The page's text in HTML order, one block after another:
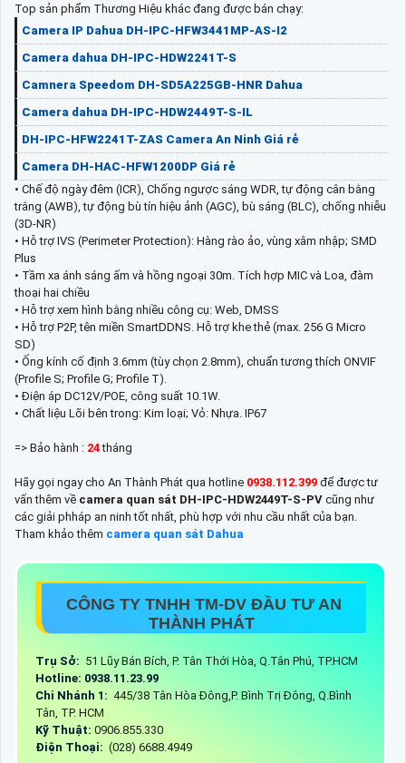
Top sản phẩm Thương Hiệu khác đang được bán chạy:
Camera IP Dahua DH-IPC-HFW3441MP-AS-I2
Camera dahua DH-IPC-HDW2241T-S
Camnera Speedom DH-SD5A225GB-HNR Dahua
Camera dahua DH-IPC-HDW2449T-S-IL
DH-IPC-HFW2241T-ZAS Camera An Ninh Giá rẻ
Camera DH-HAC-HFW1200DP Giá rẻ
• Chế độ ngày đêm (ICR), Chống ngược sáng WDR, tự động cân bằng
trắng (AWB), tự động bù tín hiệu ảnh (AGC), bù sáng (BLC), chống nhiễu
(3D-NR)
• Hỗ trợ IVS (Perimeter Protection): Hàng rào ảo, vùng xâm nhập; SMD
Plus
• Tầm xa ánh sáng ấm và hồng ngoại 30m. Tích hợp MIC và Loa, đàm
thoại hai chiều
• Hỗ trợ xem hình bằng nhiều công cụ: Web, DMSS
• Hỗ trợ P2P, tên miền SmartDDNS. Hỗ trợ khe thẻ (max. 256 G Micro
SD)
• Ống kính cố định 3.6mm (tùy chọn 2.8mm), chuẩn tương thích ONVIF
(Profile S; Profile G; Profile T).
• Điện áp DC12V/POE, công suất 10.1W.
• Chất liệu Lõi bên trong: Kim loại; Vỏ: Nhựa. IP67
=> Bảo hành : 24tháng
Hãy gọi ngay cho An Thành Phát qua hotline 0938.112.399 để được tư
vấn thêm về camera quan sát DH-IPC-HDW2449T-S-PV cũng như
các giải phháp an ninh tốt nhất, phù hợp với nhu cầu nhất của bạn.
Tham khảo thêm camera quan sát Dahua
CÔNG TY TNHH TM-DV ĐẦU TƯ AN
THÀNH PHÁT
Trụ Sở: 51 Lũy Bán Bích, P. Tân Thới Hòa, Q.Tân Phú, TP.HCM
Hotline: 0938.11.23.99
Chi Nhánh 1: 445/38 Tân Hòa Đông,P. Bình Trị Đông, Q.Bình
Tân, TP. HCM
Kỹ Thuật: 0906.855.330
Điện Thoại: (028) 6688.4949